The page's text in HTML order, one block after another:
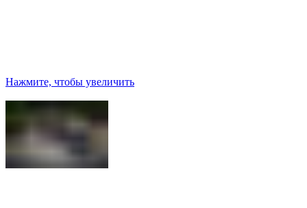
Нажмите, чтобы увеличить